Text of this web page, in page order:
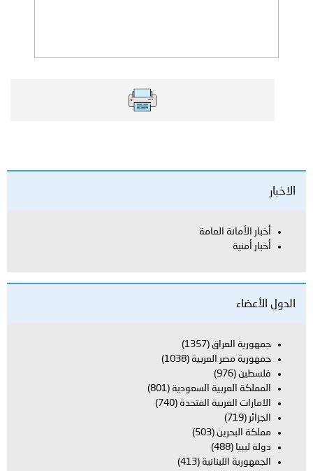
الاخبار
أخبار الأمانة العامة
أخبار أمنية
الدول الأعضاء
جمهورية العراق (1357)
جمهورية مصر العربية (1038)
فلسطين (976)
المملكة العربية السعودية (801)
الامارات العربية المتحدة (740)
الجزائر (719)
مملكة البحرين (503)
دولة ليبيا (488)
الجمهورية اللبنانية (413)